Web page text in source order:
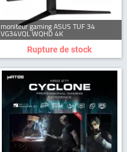
moniteur gaming ASUS TUF 34
VG34VQL WQHD 4K
Rupture de stock